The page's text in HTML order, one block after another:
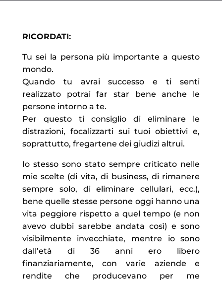
RICORDATI:
Tu sei la persona più importante a questo
mondo.
Quando tu avrai successo e ti senti
realizzato potrai far star bene anche le
persone intorno a te.
Per questo ti consiglio di eliminare le
distrazioni, focalizzarti sui tuoi obiettivi e,
soprattutto, fregartene dei giudizi altrui.
Io stesso sono stato sempre criticato nelle
mie scelte (di vita, di business, di rimanere
sempre solo, di eliminare cellulari, ecc.),
bene quelle stesse persone oggi hanno una
vita peggiore rispetto a quel tempo (e non
avevo dubbi sarebbe andata così) e sono
visibilmente invecchiate, mentre io sono
dall’età di 36 anni ero libero
finanziariamente, con varie aziende e
rendite che producevano per me